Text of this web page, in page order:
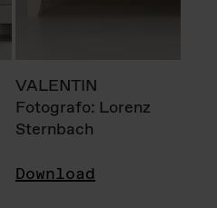
VALENTIN
Fotografo: Lorenz
Sternbach
Download